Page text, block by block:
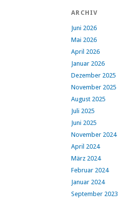
ARCHIV
Juni 2026
Mai 2026
April 2026
Januar 2026
Dezember 2025
November 2025
August 2025
Juli 2025
Juni 2025
November 2024
April 2024
März 2024
Februar 2024
Januar 2024
September 2023